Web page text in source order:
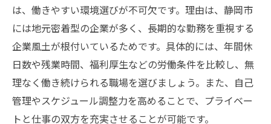
は、働きやすい環境選びが不可欠です。理由は、静岡市
には地元密着型の企業が多く、長期的な勤務を重視する
企業風土が根付いているためです。具体的には、年間休
日数や残業時間、福利厚生などの労働条件を比較し、無
理なく働き続けられる職場を選びましょう。また、自己
管理やスケジュール調整力を高めることで、プライベー
トと仕事の双方を充実させることが可能です。